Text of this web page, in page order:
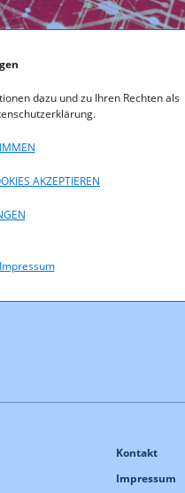
dazu und zu Ihren Rechten als
AKZEPTIEREN
Impressum
Kontakt
Impressum